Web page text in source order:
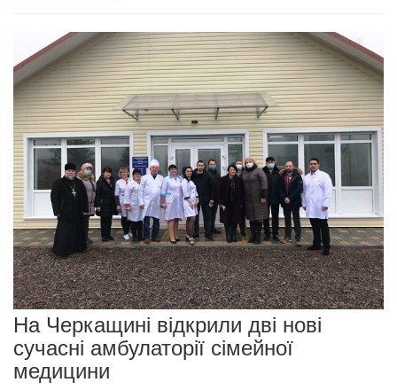
На Черкащині відкрили дві нові
сучасні амбулаторії сімейної
медицини